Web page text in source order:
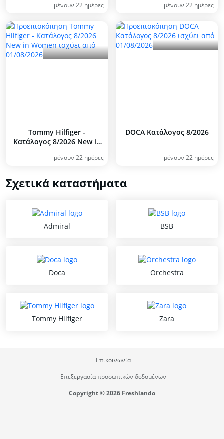
μένουν 22 ημέρες μένουν 22 ημέρες
Tommy Hilfiger -
Kατάλογος 8/2026 New in
μένουν 22 ημέρες
DOCA Kατάλογος 8/2026
μένουν 22 ημέρες
Σχετικά καταστήματα
Admiral BSB
Doca Orchestra
Tommy Hilfiger Zara
Επικοινωνία
Επεξεργασία προσωπικών δεδομένων
Copyright © 2026 Freshlando